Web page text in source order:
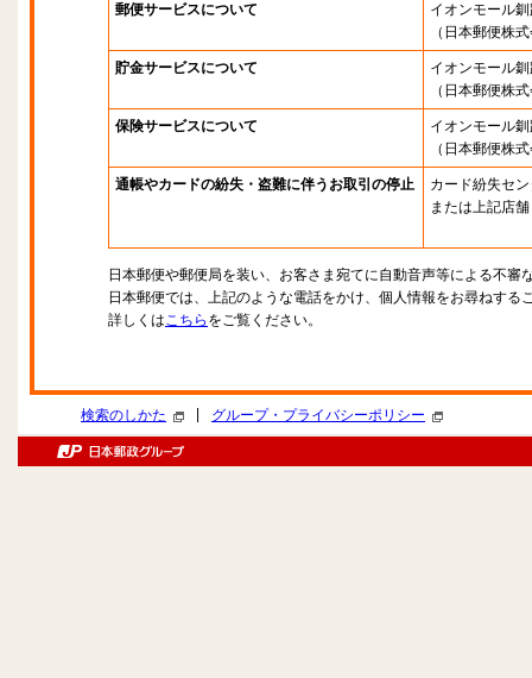
郵便サービスについて
イオンモール
（日本郵便株
貯金サービスについて
イオンモール
（日本郵便株
保険サービスについて
イオンモール
（日本郵便株
通帳やカードの紛失・盗難に伴うお取引の停止
カード紛失セ
または上記店舗
日本郵便や郵便局を装い、お客さま宛てに自動音声等による不審
日本郵便では、上記のような電話をかけ、個人情報をお尋ねする
詳しくはこちら をご覧ください。
検索のしかた グループ・プライバシーポリシー